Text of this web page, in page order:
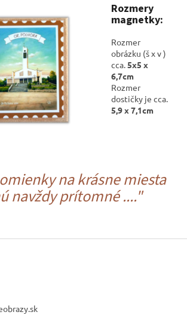
Rozmery
magnetky:
Rozmer
obrázku (š x v )
cca.5x5 x
6,7cm
Rozmer
dostičky je cca.
5,9 x 7,1cm
na krásne miesta
navždy prítomné ...."